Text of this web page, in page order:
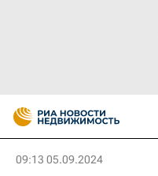
09:13 05.09.2024